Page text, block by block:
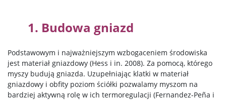
1. Budowa gniazd
Podstawowym i najważniejszym wzbogaceniem środowiska
jest materiał gniazdowy (Hess i in. 2008). Za pomocą, którego
myszy budują gniazda. Uzupełniając klatki w materiał
gniazdowy i obfity poziom ściółki pozwalamy myszom na
bardziej aktywną rolę w ich termoregulacji (Fernandez-Peña i